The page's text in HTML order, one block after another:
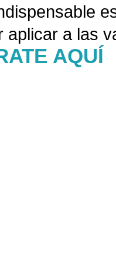
aplicar a las
AQUÍ